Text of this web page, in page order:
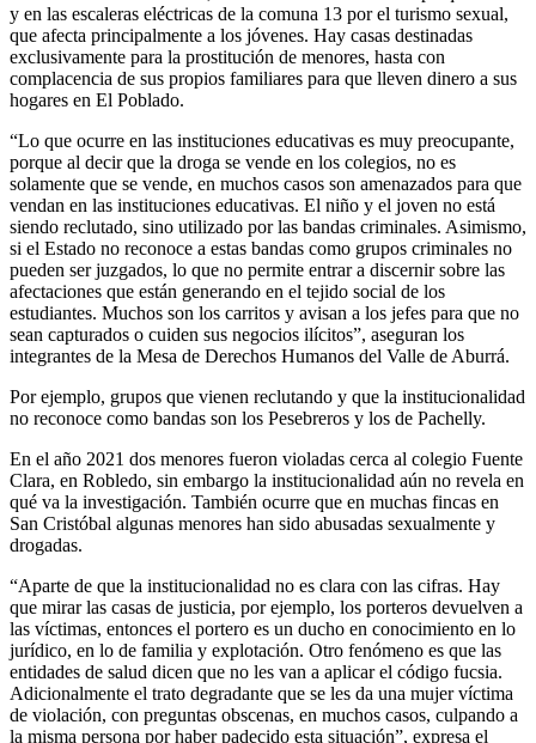
y en las escaleras eléctricas de la comuna 13 por el turismo sexual,
que afecta principalmente a los jóvenes. Hay casas destinadas
exclusivamente para la prostitución de menores, hasta con
complacencia de sus propios familiares para que lleven dinero a sus
hogares en El Poblado.
“Lo que ocurre en las instituciones educativas es muy preocupante,
porque al decir que la droga se vende en los colegios, no es
solamente que se vende, en muchos casos son amenazados para que
vendan en las instituciones educativas. El niño y el joven no está
siendo reclutado, sino utilizado por las bandas criminales. Asimismo,
si el Estado no reconoce a estas bandas como grupos criminales no
pueden ser juzgados, lo que no permite entrar a discernir sobre las
afectaciones que están generando en el tejido social de los
estudiantes. Muchos son los carritos y avisan a los jefes para que no
sean capturados o cuiden sus negocios ilícitos”, aseguran los
integrantes de la Mesa de Derechos Humanos del Valle de Aburrá.
Por ejemplo, grupos que vienen reclutando y que la institucionalidad
no reconoce como bandas son los Pesebreros y los de Pachelly.
En el año 2021 dos menores fueron violadas cerca al colegio Fuente
Clara, en Robledo, sin embargo la institucionalidad aún no revela en
qué va la investigación. También ocurre que en muchas fincas en
San Cristóbal algunas menores han sido abusadas sexualmente y
drogadas.
“Aparte de que la institucionalidad no es clara con las cifras. Hay
que mirar las casas de justicia, por ejemplo, los porteros devuelven a
las víctimas, entonces el portero es un ducho en conocimiento en lo
jurídico, en lo de familia y explotación. Otro fenómeno es que las
entidades de salud dicen que no les van a aplicar el código fucsia.
Adicionalmente el trato degradante que se les da una mujer víctima
de violación, con preguntas obscenas, en muchos casos, culpando a
la misma persona por haber padecido esta situación”, expresa el